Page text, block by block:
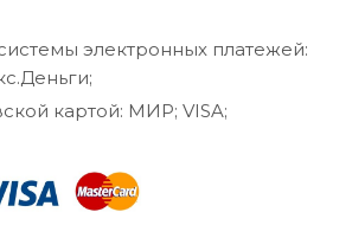
электронных платежей:
картой: МИР; VISA;